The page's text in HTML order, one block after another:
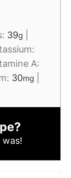
39g
A:
30mg